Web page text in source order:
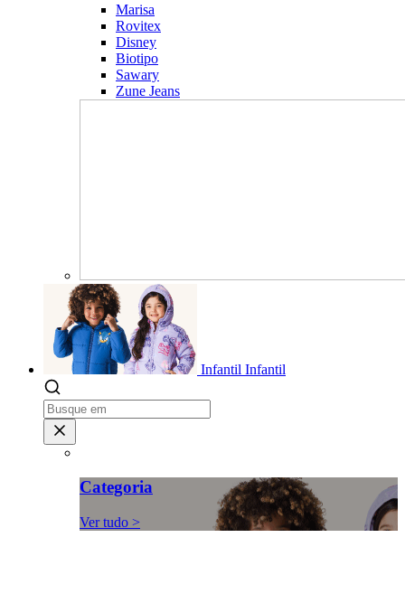
Marisa
Rovitex
Disney
Biotipo
Sawary
Zune Jeans
Infantil Infantil
Categoria
Ver tudo >